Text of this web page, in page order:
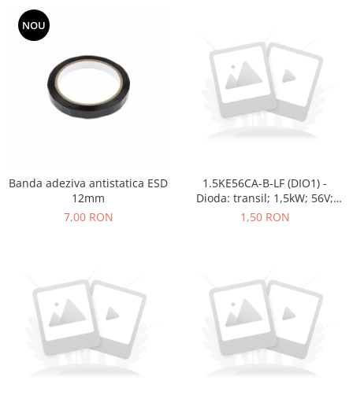
NOU
Banda adeziva antistatica ESD
12mm
7,00 RON
1.5KE56CA-B-LF (DIO1) -
Dioda: transil; 1,5kW; 56V;
19,7A; bidirectionala; DO201
1,50 RON